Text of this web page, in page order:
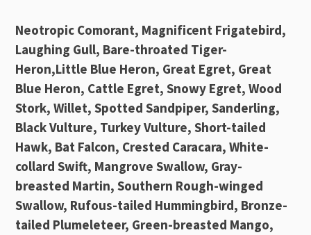
Neotropic Comorant, Magnificent Frigatebird,
Laughing Gull, Bare-throated Tiger-
Heron,Little Blue Heron, Great Egret, Great
Blue Heron, Cattle Egret, Snowy Egret, Wood
Stork, Willet, Spotted Sandpiper, Sanderling,
Black Vulture, Turkey Vulture, Short-tailed
Hawk, Bat Falcon, Crested Caracara, White-
collard Swift, Mangrove Swallow, Gray-
breasted Martin, Southern Rough-winged
Swallow, Rufous-tailed Hummingbird, Bronze-
tailed Plumeleteer, Green-breasted Mango,